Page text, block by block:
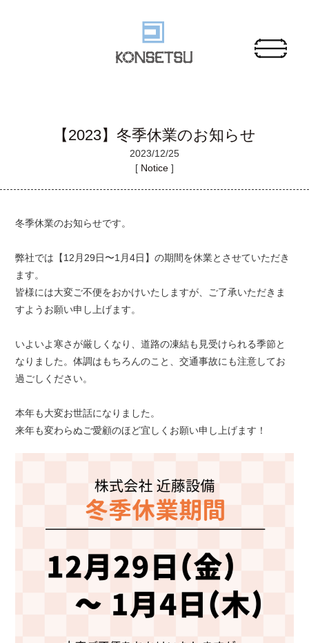
【2023】冬季休業のお知らせ
2023/12/25
[ Notice ]
冬季休業のお知らせです。
弊社では【12月29日〜1月4日】の期間を休業とさせていただき
ます。
皆様には大変ご不便をおかけいたしますが、ご了承いただきま
すようお願い申し上げます。
いよいよ寒さが厳しくなり、道路の凍結も見受けられる季節と
なりました。体調はもちろんのこと、交通事故にも注意してお
過ごしください。
本年も大変お世話になりました。
来年も変わらぬご愛顧のほど宜しくお願い申し上げます！